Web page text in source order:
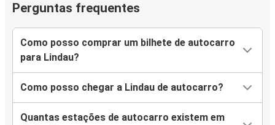
Perguntas frequentes
Como posso comprar um bilhete de autocarro
para Lindau?
Como posso chegar a Lindau de autocarro?
Quantas estações de autocarro existem em